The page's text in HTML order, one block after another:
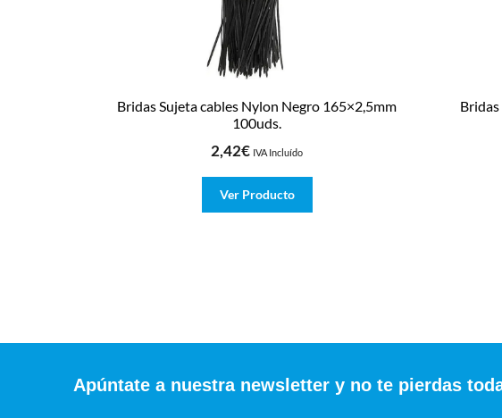
Bridas Sujeta cables Nylon Negro 165×2,5mm
100uds.
2,42€ IVA Incluído
Ver Producto
Apúntate a nuestra newsletter y no te pierdas